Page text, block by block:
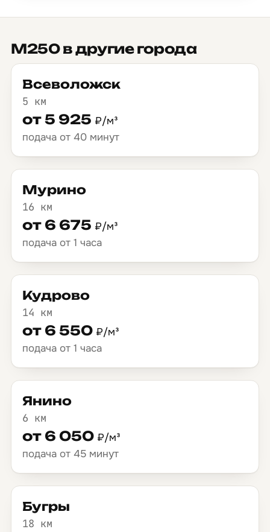
М250 в другие города
Всеволожск
5 км
от 5 925 ₽/м³
подача от 40 минут
Мурино
16 км
от 6 675 ₽/м³
подача от 1 часа
Кудрово
14 км
от 6 550 ₽/м³
подача от 1 часа
Янино
6 км
от 6 050 ₽/м³
подача от 45 минут
Бугры
18 км